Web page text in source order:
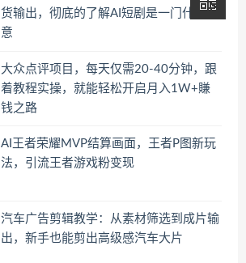
货输出，彻底的了解AI短剧是一门什么生
意
大众点评项目，每天仅需20-40分钟，跟
着教程实操，就能轻松开启月入1W+賺
钱之路
AI王者荣耀MVP结算画面，王者P图新玩
法，引流王者游戏粉变现
汽车广告剪辑教学：从素材筛选到成片输
出，新手也能剪出高级感汽车大片